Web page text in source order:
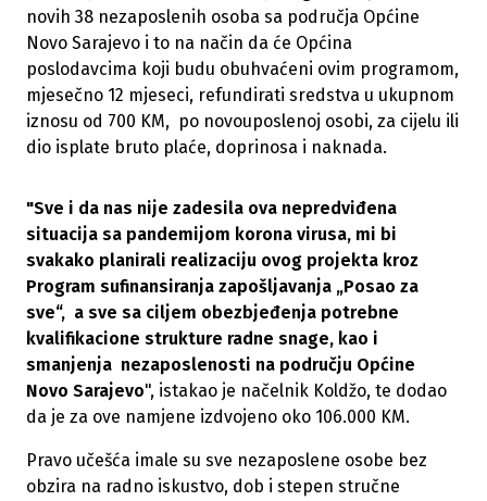
novih 38 nezaposlenih osoba sa područja Općine
Novo Sarajevo i to na način da će Općina
poslodavcima koji budu obuhvaćeni ovim programom,
mjesečno 12 mjeseci, refundirati sredstva u ukupnom
iznosu od 700 KM, po novouposlenoj osobi, za cijelu ili
dio isplate bruto plaće, doprinosa i naknada.
"Sve i da nas nije zadesila ova nepredviđena
situacija sa pandemijom korona virusa, mi bi
svakako planirali realizaciju ovog projekta kroz
Program sufinansiranja zapošljavanja „Posao za
sve“, a sve sa ciljem obezbjeđenja potrebne
kvalifikacione strukture radne snage, kao i
smanjenja nezaposlenosti na području Općine
Novo Sarajevo", istakao je načelnik Koldžo, te dodao
da je za ove namjene izdvojeno oko 106.000 KM.
Pravo učešća imale su sve nezaposlene osobe bez
obzira na radno iskustvo, dob i stepen stručne